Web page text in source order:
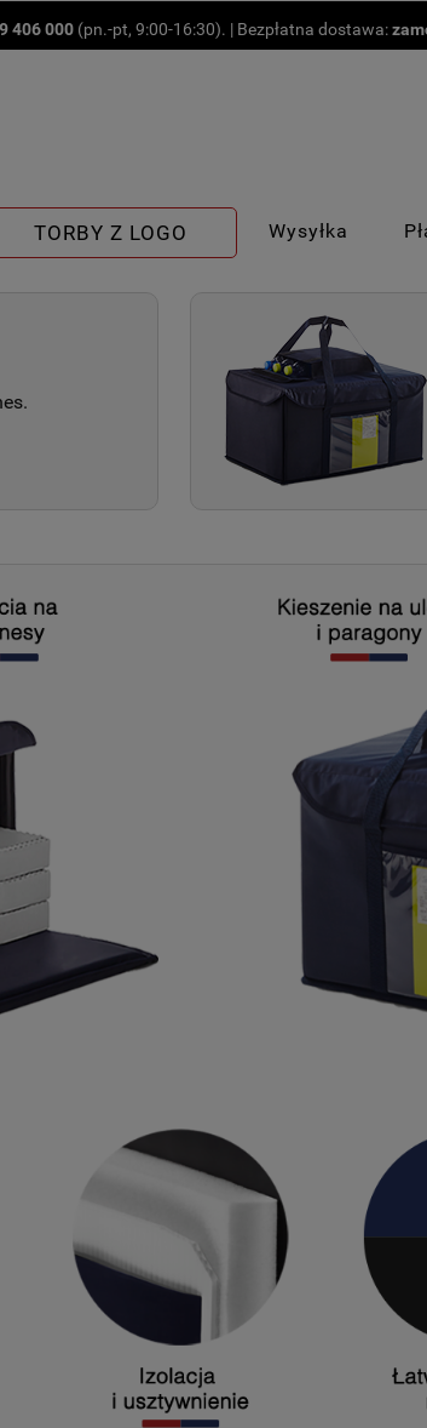
TORBY Z LOGO Wysyłka
406 000 (pn.-pt, 9:00-16:30). | Bezpłatna dostawa: